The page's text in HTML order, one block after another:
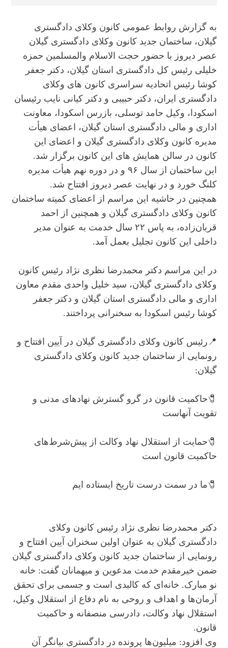
به گزارش روابط عمومی کانون وکلای دادگستری
گیلان، ساختمان جدید کانون وکلای دادگستری گیلان
عصر دیروز با حضور حجت الاسلام والمسلمین حمزه
خلیلی رئیس کل دادگستری استان گیلان، دکتر جعفر
کوشا رئیس اتحادیه سراسری کانون های وکلای
دادگستری ایران، دکتر حبیبی و دکتر کیانی نایب رئیسان
اسکودا، وکیل حامد توسلی، بازرس اسکودا، معاونت
اداری و مالی دادگستری استان گیلان، اعضای هیأت
مدیره کانون وکلای دادگستری گیلان و اعضای این
کانون در سالن همایش های این کانون برگزار شد.
این ساختمان از سال ۹۶ و در دوره نهم هیأت مدیره
کلنگ خورد و در نهایت عصر دیروز افتتاح شد.
همچنین در حاشیه این مراسم از اعضای کمیته ساختمان
کانون وکلای دادگستری گیلان و همچنین از احمد
قربان‌زاده، به پاس ۲۲ سال خدمت به عنوان مدیر
داخلی این کانون تجلیل بعمل آمد.
در این مراسم دکتر محمدرضا نظری نژاد رئیس کانون
وکلای دادگستری گیلان، سید خلیل واحدی مقدم معاون
اداری و مالی دادگستری استان گیلان و دکتر جعفر
کوشا رئیس اسکودا به سخنرانی پرداختند.
📍رئیس کانون وکلای دادگستری گیلان در آیین افتتاح و
رونمایی از ساختمان جدید کانون وکلای دادگستری
گیلان:
🧷حاکمیت قانون در گرو گسترش نهادهای مدنی و
تقویت آنهاست
🧷حمایت از استقلال نهاد وکالت از پیش‌شرط‌های
حاکمیت قانون است
🧷ما در سمت درست تاریخ ایستاده ایم
دکتر محمدرضا نظری نژاد رئیس کانون وکلای
دادگستری گیلان به عنوان اولین سخنران آیین افتتاح و
رونمایی از ساختمان جدید کانون وکلای دادگستری گیلان
ضمن خیرمقدم خدمت مدعوین و میهمانان گفت: خانه
نو مبارک. خانه‌ای که کالبدی است ‌و جسمی برای تحقق
آرمان‌ها و اهداف و روحی به نام دفاع از استقلال وکیل،
استقلال نهاد وکالت، دادرسی منصفانه و حاکمیت
قانون.
وی افزود: میلیون‌ها پرونده در دادگستری بیانگر آن